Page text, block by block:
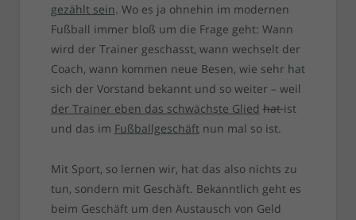
gezählt sein. Wo es ja ohnehin im modernen
Fußball immer bloß um die Frage geht: Wann
wird der Trainer geschasst, wann wechselt der
Coach, wann kommen neue Besen, wie sehr hat
sich der Vorstand bekannt und so weiter – weil
der Trainer eben das schwächste Glied hatist
und das im Fußballgeschäftnun mal so ist.
Mit Sport, so lernen wir, hat das also nichts zu
tun, sondern mit Geschäft. Bekanntlich geht es
beim Geschäft um den Austausch von Geld